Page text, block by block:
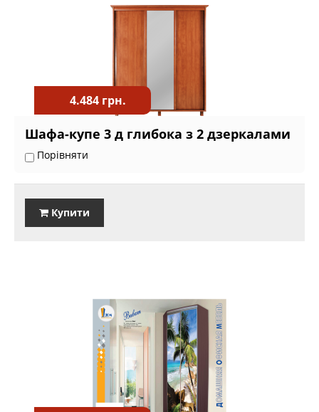
4.484 грн.
Шафа-купе 3 д глибока з 2 дзеркалами
Порівняти
Купити